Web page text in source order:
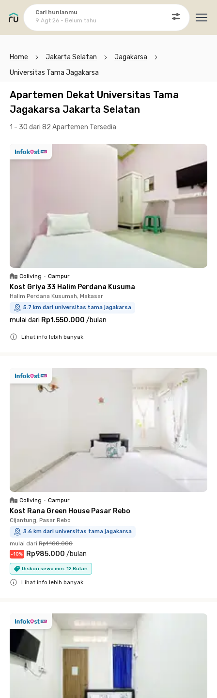
Cari hunianmu
9 Agt 26 - Belum tahu
Home Jakarta Selatan
Jagakarsa
Universitas Tama Jagakarsa
Apartemen Dekat Universitas Tama
Jagakarsa Jakarta Selatan
1 - 30 dari 82 Apartemen Tersedia
Coliving • Campur
Kost Griya 33 Halim Perdana Kusuma
Halim Perdana Kusumah, Makasar
5.7 km dari universitas tama jagakarsa
mulai dari Rp1.550.000 /bulan
Lihat info lebih banyak
Coliving • Campur
Kost Rana Green House Pasar Rebo
Cijantung, Pasar Rebo
3.6 km dari universitas tama jagakarsa
mulai dari Rp1.100.000
-10% Rp985.000 /bulan
Diskon sewa min. 12 Bulan
Lihat info lebih banyak